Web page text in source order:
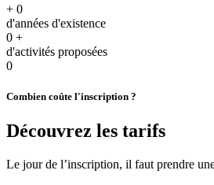
+ 0
d'années d'existence
0 +
d'activités proposées
0
Combien coûte l'inscription ?
Découvrez les tarifs
Le jour de l’inscription, il faut prendre